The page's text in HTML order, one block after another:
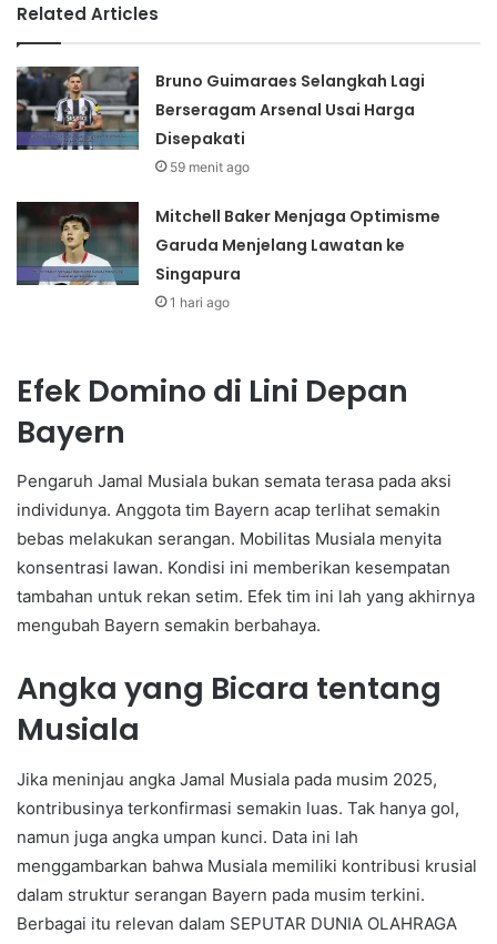
Related Articles
Bruno Guimaraes Selangkah Lagi
Berseragam Arsenal Usai Harga
Disepakati
59 menit ago
Mitchell Baker Menjaga Optimisme
Garuda Menjelang Lawatan ke
Singapura
1 hari ago
Efek Domino di Lini Depan
Bayern
Pengaruh Jamal Musiala bukan semata terasa pada aksi
individunya. Anggota tim Bayern acap terlihat semakin
bebas melakukan serangan. Mobilitas Musiala menyita
konsentrasi lawan. Kondisi ini memberikan kesempatan
tambahan untuk rekan setim. Efek tim ini lah yang akhirnya
mengubah Bayern semakin berbahaya.
Angka yang Bicara tentang
Musiala
Jika meninjau angka Jamal Musiala pada musim 2025,
kontribusinya terkonfirmasi semakin luas. Tak hanya gol,
namun juga angka umpan kunci. Data ini lah
menggambarkan bahwa Musiala memiliki kontribusi krusial
dalam struktur serangan Bayern pada musim terkini.
Berbagai itu relevan dalam SEPUTAR DUNIA OLAHRAGA